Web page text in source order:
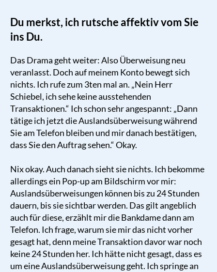
Du merkst, ich rutsche affektiv vom Sie
ins Du.
Das Drama geht weiter: Also Überweisung neu
veranlasst. Doch auf meinem Konto bewegt sich
nichts. Ich rufe zum 3ten mal an. „Nein Herr
Schiebel, ich sehe keine ausstehenden
Transaktionen.“ Ich schon sehr angespannt: „Dann
tätige ich jetzt die Auslandsüberweisung während
Sie am Telefon bleiben und mir danach bestätigen,
dass Sie den Auftrag sehen.“ Okay.
Nix okay. Auch danach sieht sie nichts. Ich bekomme
allerdings ein Pop-up am Bildschirm vor mir:
Auslandsüberweisungen können bis zu 24 Stunden
dauern, bis sie sichtbar werden. Das gilt angeblich
auch für diese, erzählt mir die Bankdame dann am
Telefon. Ich frage, warum sie mir das nicht vorher
gesagt hat, denn meine Transaktion davor war noch
keine 24 Stunden her. Ich hätte nicht gesagt, dass es
um eine Auslandsüberweisung geht. Ich springe an